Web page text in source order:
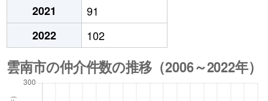
2021
91
2022
102